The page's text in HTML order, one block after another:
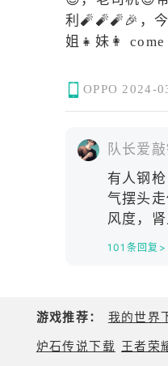
利🧨🧨🧨🎉，
姐👧妹👩
OPPO 2024-
队长爱
有人钢
气摆头
风度，
101条回复>
游戏推荐： 我的世界
炉石传说下载 王者荣